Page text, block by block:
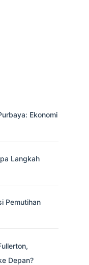
Ekonomi
Langkah
Pemutihan
Depan?